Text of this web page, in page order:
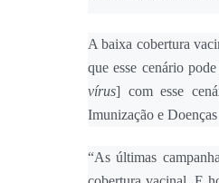
A baixa cobertura
que esse cenário
vírus] com esse
Imunização e
“As últimas